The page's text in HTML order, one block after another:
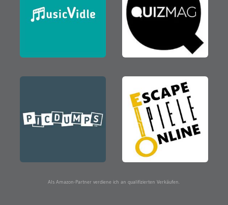
Als Amazon-Partner verdiene ich an qualifizierten Verkäufen.